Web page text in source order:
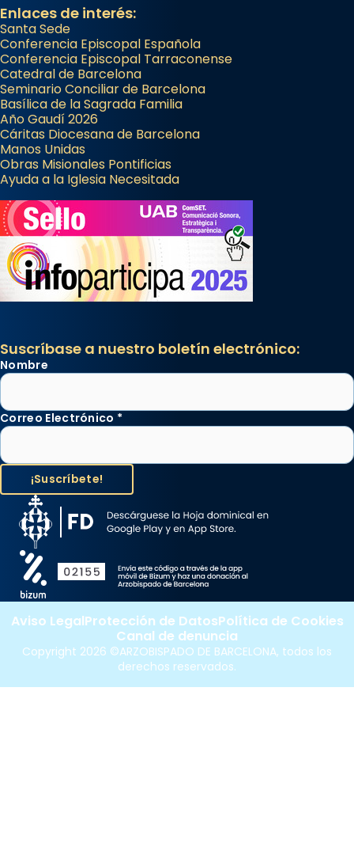
Enlaces de interés:
Santa Sede
Conferencia Episcopal Española
Conferencia Episcopal Tarraconense
Catedral de Barcelona
Seminario Conciliar de Barcelona
Basílica de la Sagrada Familia
Año Gaudí 2026
Cáritas Diocesana de Barcelona
Manos Unidas
Obras Misionales Pontificias
Ayuda a la Iglesia Necesitada
Suscríbase a nuestro boletín electrónico:
Nombre
Correo Electrónico *
Copyright 2026 ©ARZOBISPADO DE BARCELONA, todos los
derechos reservados.
Aviso LegalProtección de DatosPolítica de Cookies
Canal de denuncia